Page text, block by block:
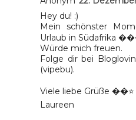
Hey du! :)
Mein schönster
Urlaub in Südafrika
Würde mich freuen.
Folge dir bei
(vipebu).
Viele liebe Grüße ��⭐️
Laureen